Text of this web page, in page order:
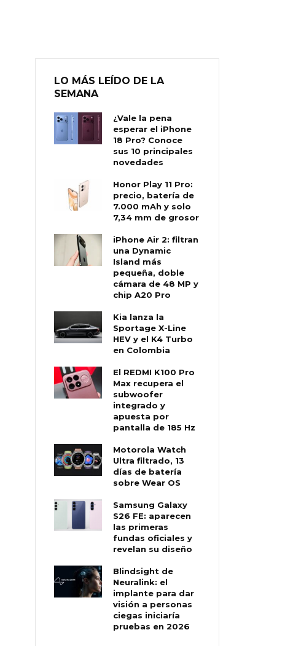
LO MÁS LEÍDO DE LA
SEMANA
¿Vale la pena
esperar el iPhone
18 Pro? Conoce
sus 10 principales
novedades
Honor Play 11 Pro:
precio, batería de
7.000 mAh y solo
7,34 mm de grosor
iPhone Air 2: filtran
una Dynamic
Island más
pequeña, doble
cámara de 48 MP y
chip A20 Pro
Kia lanza la
Sportage X-Line
HEV y el K4 Turbo
en Colombia
El REDMI K100 Pro
Max recupera el
subwoofer
integrado y
apuesta por
pantalla de 185 Hz
Motorola Watch
Ultra filtrado, 13
días de batería
sobre Wear OS
Samsung Galaxy
S26 FE: aparecen
las primeras
fundas oficiales y
revelan su diseño
Blindsight de
Neuralink: el
implante para dar
visión a personas
ciegas iniciaría
pruebas en 2026